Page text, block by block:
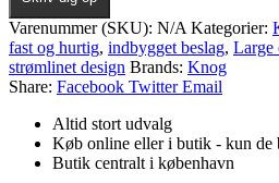
Varenummer (SKU): N/A Kategorier:
fast og hurtig, indbygget beslag, Large
strømlinet design Brands: Knog
Share: Facebook Twitter Email
Altid stort udvalg
Køb online eller i butik - kun de
Butik centralt i københavn